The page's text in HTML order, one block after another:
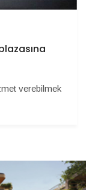
verebilmek